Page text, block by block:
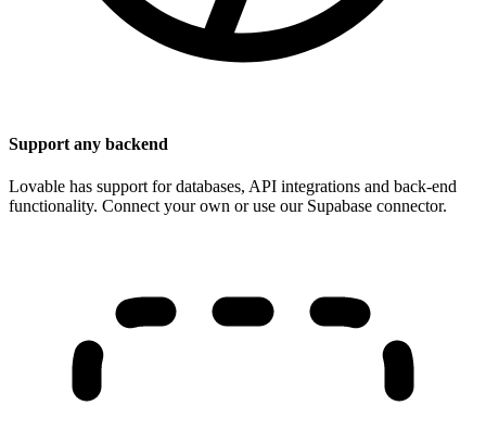
Support any backend
Lovable has support for databases, API integrations and back-end
functionality. Connect your own or use our Supabase connector.